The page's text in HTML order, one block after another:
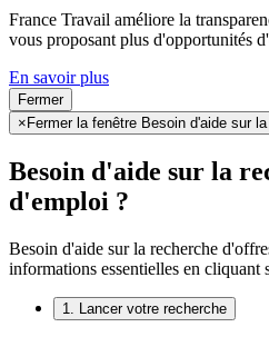
France Travail améliore la
vous proposant plus d'opportunités
En savoir plus
Fermer
× Fermer la fenêtre Besoin d'aide sur
Besoin d'aide sur la
d'emploi ?
Besoin d'aide sur la recherche
informations essentielles en cliquant
1. Lancer votre recherche